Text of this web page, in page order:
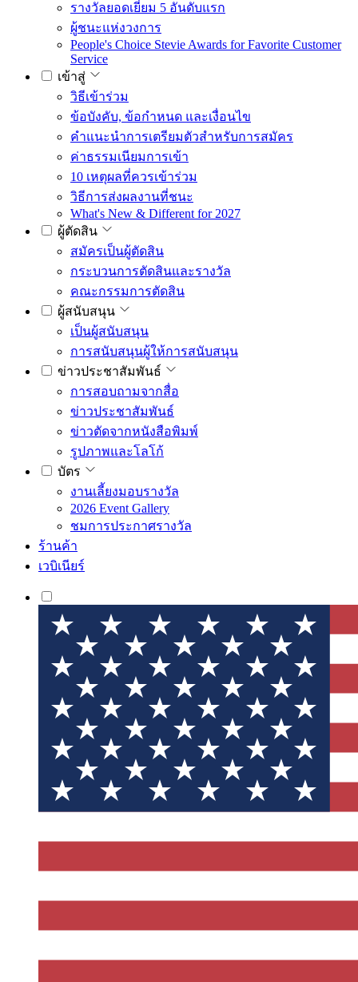
รางวัลยอดเยี่ยม 5 อันดับแรก
ผู้ชนะแห่งวงการ
People's Choice Stevie Awards for Favorite Customer
Service
เข้าสู่
วิธีเข้าร่วม
ข้อบังคับ, ข้อกำหนด และเงื่อนไข
คำแนะนำการเตรียมตัวสำหรับการสมัคร
ค่าธรรมเนียมการเข้า
10 เหตุผลที่ควรเข้าร่วม
วิธีการส่งผลงานที่ชนะ
What's New & Different for 2027
ผู้ตัดสิน
สมัครเป็นผู้ตัดสิน
กระบวนการตัดสินและรางวัล
คณะกรรมการตัดสิน
ผู้สนับสนุน
เป็นผู้สนับสนุน
การสนับสนุนผู้ให้การสนับสนุน
ข่าวประชาสัมพันธ์
การสอบถามจากสื่อ
ข่าวประชาสัมพันธ์
ข่าวตัดจากหนังสือพิมพ์
รูปภาพและโลโก้
บัตร
งานเลี้ยงมอบรางวัล
2026 Event Gallery
ชมการประกาศรางวัล
ร้านค้า
เวบิเนียร์